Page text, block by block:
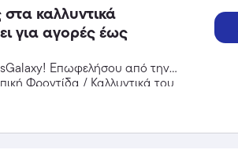
καλλυντικά
για αγορές έως
Επωφελήσου από την
Φροντίδα / Καλλυντικά του
από τις εκπτώσεις!